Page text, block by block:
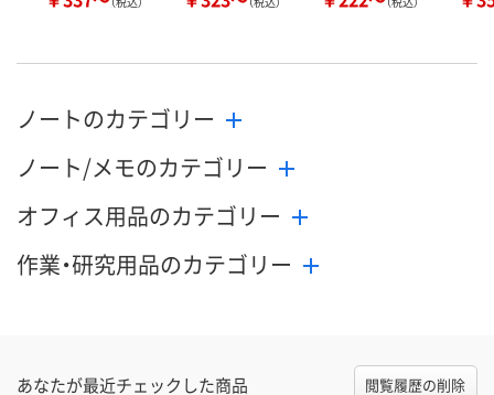
ノートのカテゴリー
ノート/メモのカテゴリー
オフィス用品のカテゴリー
作業・研究用品のカテゴリー
あなたが最近チェックした商品 閲覧履歴の削除